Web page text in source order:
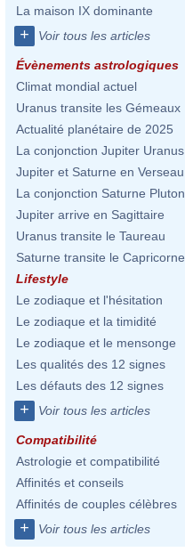
La maison IX dominante
+ Voir tous les articles
Évènements astrologiques
Climat mondial actuel
Uranus transite les Gémeaux
Actualité planétaire de 2025
La conjonction Jupiter Uranus
Jupiter et Saturne en Verseau
La conjonction Saturne Pluton
Jupiter arrive en Sagittaire
Uranus transite le Taureau
Saturne transite le Capricorne
Lifestyle
Le zodiaque et l'hésitation
Le zodiaque et la timidité
Le zodiaque et le mensonge
Les qualités des 12 signes
Les défauts des 12 signes
+ Voir tous les articles
Compatibilité
Astrologie et compatibilité
Affinités et conseils
Affinités de couples célèbres
+ Voir tous les articles